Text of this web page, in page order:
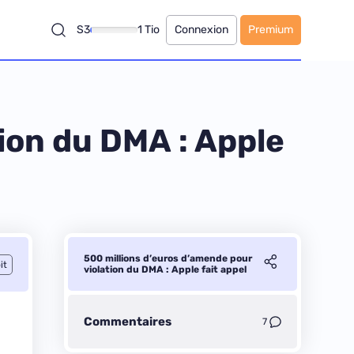
S3 1 Tio Connexion Premium
du DMA : Apple
500 millions d’euros d’amende pour
violation du DMA : Apple fait appel
Commentaires 7